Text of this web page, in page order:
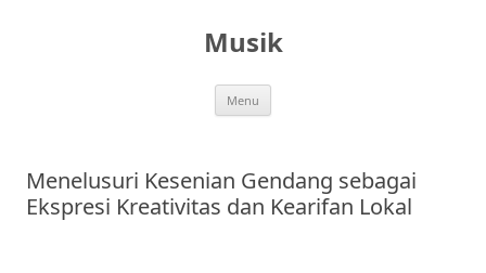
Musik
Menu
Menelusuri Kesenian Gendang sebagai
Ekspresi Kreativitas dan Kearifan Lokal